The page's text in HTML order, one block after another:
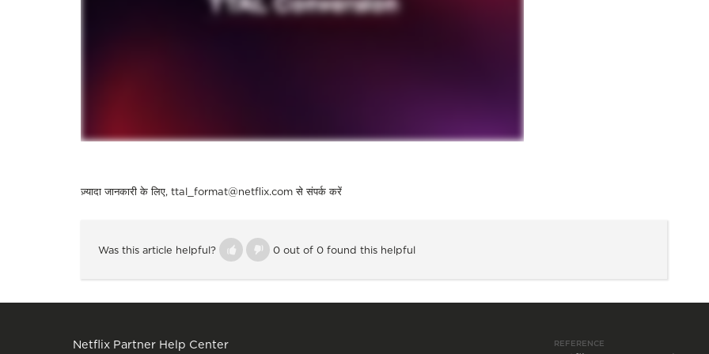
ज़्यादा जानकारी के लिए, ttal_format@netflix.com से संपर्क करें
Was this article helpful? 0 out of 0 found this helpful
Netflix Partner Help Center REFERENCE